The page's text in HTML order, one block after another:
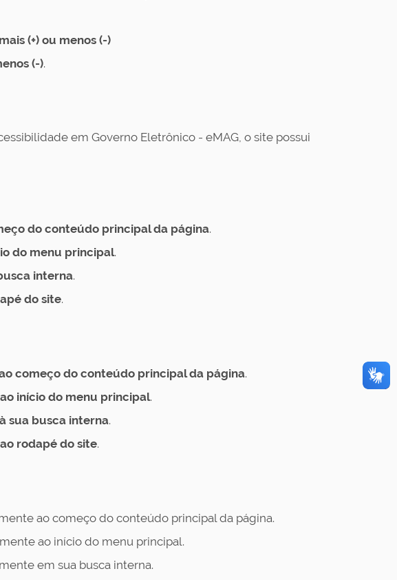
(+) ou menos (-)
(-).
em Governo Eletrônico - eMAG, o site possui
do conteúdo principal da página.
do menu principal.
interna.
do site.
começo do conteúdo principal da página.
ao início do menu principal.
à sua busca interna.
ao rodapé do site.
ao começo do conteúdo principal da página.
ao início do menu principal.
em sua busca interna.